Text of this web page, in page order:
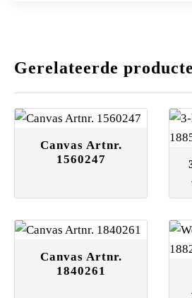
Gerelateerde
Canvas Artnr.
1560247
Canvas Artnr.
1840261